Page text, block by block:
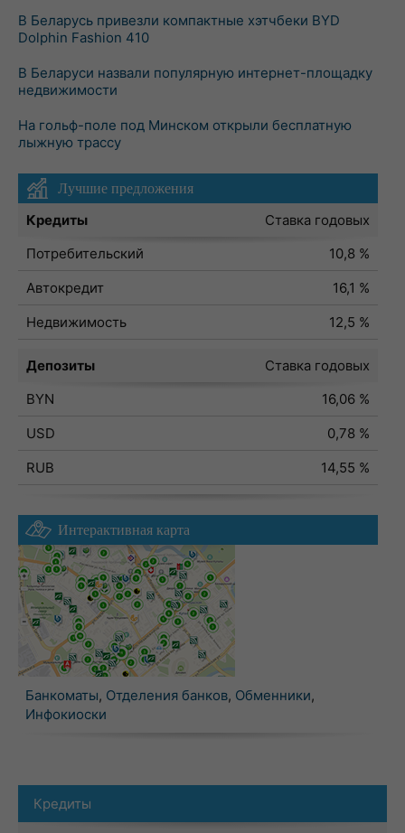
В Беларусь привезли компактные хэтчбеки BYD
Dolphin Fashion 410
В Беларуси назвали популярную интернет-площадку
недвижимости
На гольф-поле под Минском открыли бесплатную
лыжную трассу
Лучшие предложения
Кредиты
Ставка годовых
Потребительский
10,8 %
Автокредит
16,1 %
Недвижимость
12,5 %
Депозиты
Ставка годовых
BYN
16,06 %
USD
0,78 %
RUB
14,55 %
Интерактивная карта
Банкоматы, Отделения банков, Обменники,
Инфокиоски
Кредиты